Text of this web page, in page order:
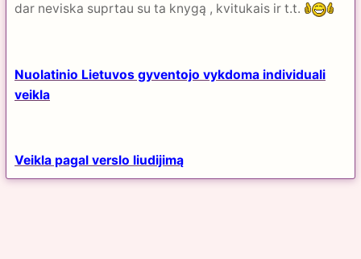
dar neviska suprtau su ta knygą , kvitukais ir t.t.
Nuolatinio Lietuvos gyventojo vykdoma individuali
veikla
Veikla pagal verslo liudijimą